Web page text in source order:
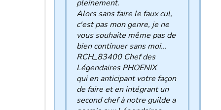
pleinement.
Alors sans faire le faux cul,
c'est pas mon genre, je ne
vous souhaite même pas de
bien continuer sans moi...
RCH_83400 Chef des
Légendaires PHOENIX
qui en anticipant votre façon
de faire et en intégrant un
second chef à notre guilde a